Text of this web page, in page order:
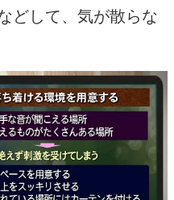
どして、気が散らな